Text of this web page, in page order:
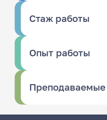
Стаж работы
Опыт работы